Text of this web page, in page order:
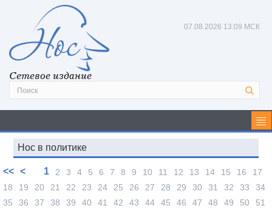
Сетевое издание
07.08.2026 13:09 МСК
Нос в политике
<< < 1 2 3 4 5 6 7 8 9 10 11 12 13 14 15 16
17
18
19 20 21 22 23 24 25 26 27 28 29 30 31 32 33
34
35
36 37 38 39 40 41 42 43 44 45 46 47 48 49 50
51